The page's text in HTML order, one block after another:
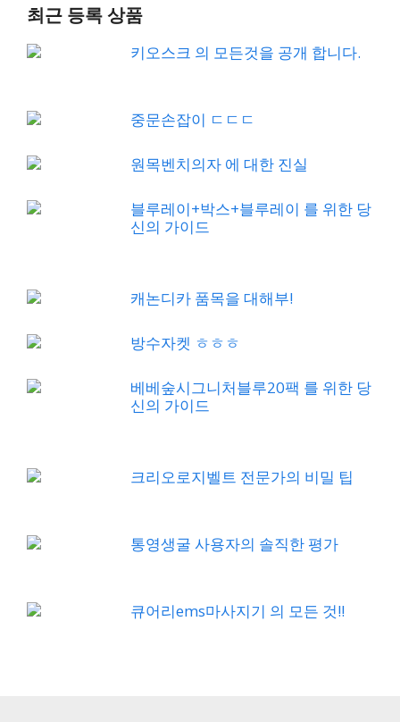
최근 등록 상품
키오스크 의 모든것을 공개 합니다.
중문손잡이 ㄷㄷㄷ
원목벤치의자 에 대한 진실
블루레이+박스+블루레이 를 위한 당
신의 가이드
캐논디카 품목을 대해부!
방수자켓 ㅎㅎㅎ
베베숲시그니처블루20팩 를 위한 당
신의 가이드
크리오로지벨트 전문가의 비밀 팁
통영생굴 사용자의 솔직한 평가
큐어리ems마사지기 의 모든 것!!